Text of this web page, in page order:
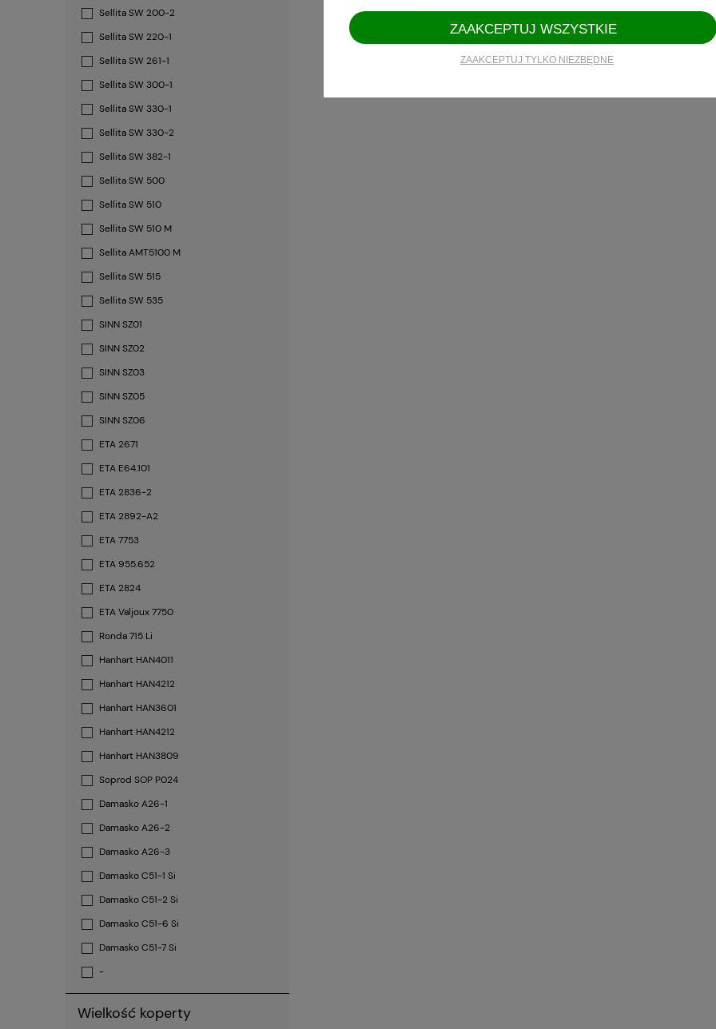
Sellita SW 200-2
Sellita SW 220-1
Sellita SW 261-1
Sellita SW 300-1
Sellita SW 330-1
Sellita SW 330-2
Sellita SW 382-1
Sellita SW 500
Sellita SW 510
Sellita SW 510 M
Sellita AMT5100 M
Sellita SW 515
Sellita SW 535
SINN SZ01
SINN SZ02
SINN SZ03
SINN SZ05
SINN SZ06
ETA 2671
ETA E64.101
ETA 2836-2
ETA 2892-A2
ETA 7753
ETA 955.652
ETA 2824
ETA Valjoux 7750
Ronda 715 Li
Hanhart HAN4011
Hanhart HAN4212
Hanhart HAN3601
Hanhart HAN4212
Hanhart HAN3809
Soprod SOP P024
Damasko A26-1
Damasko A26-2
Damasko A26-3
Damasko C51-1 Si
Damasko C51-2 Si
Damasko C51-6 Si
Damasko C51-7 Si
-
Wielkość koperty
ZAAKCEPTUJ TYLKO NIEZBĘDNE
ZAAKCEPTUJ WSZYSTKIE